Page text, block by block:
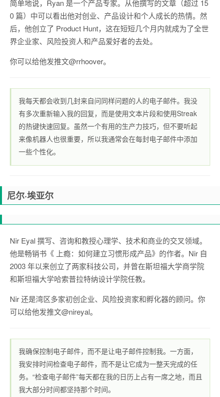
简单地说，Ryan 是一个产品专家。从他撰写的文章（超过 15
0 篇）中可以看出他对创业、产品设计和个人成长的热情。然
后，他创立了 Product Hunt，这在短短几个月内就成为了全世
界企业家、风险投资人和产品爱好者的去处。
你可以给他发推文@rrhoover。
我每天都会收到几封来自问同样问题的人的电子邮件。 我没
有多次重新输入我的回复，而是使用文本片段和使用Streak
的热键快速回复。虽然一个有用的生产力技巧，但不要听起
来像机器人也很重要，所以我通常会在每封电子邮件中添加
一些个性化。
尼尔·埃亚尔
Nir Eyal 撰写、咨询和教授心理学、技术和商业的交叉领域。
他是畅销书《 上瘾：如何建立习惯形成产品》的作者。Nir 自
2003 年以来创立了两家科技公司，并曾在斯坦福大学商学院
和斯坦福大学哈索普拉特纳设计学院任教。
Nir 还是湾区多家初创企业、风险投资家和孵化器的顾问。你
可以给他发推文@nireyal。
我确保控制电子邮件，而不是让电子邮件控制我。一方面，
我安排时间检查电子邮件，而不是让它成为一整天完成的任
务。“检查电子邮件”每天都在我的日历上占有一席之地，而且
我大部分时间都坚持那个时间。